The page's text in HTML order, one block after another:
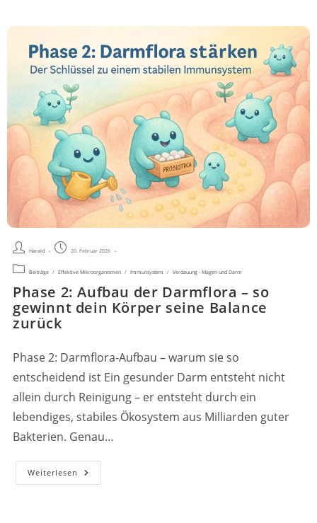
Phase 2: Aufbau der Darmflora – so
gewinnt dein Körper seine Balance
zurück
Beitrags-
Autor:
Harald
Beitrag20. Februar 2026
Beitrags-
Kategorie:
Beiträge / Effektive Mikroorganismen / Immunsystem / Verdauung - Magen und Darm
Phase 2: Darmflora-Aufbau – warum sie so
entscheidend ist Ein gesunder Darm entsteht nicht
allein durch Reinigung – er entsteht durch ein
lebendiges, stabiles Ökosystem aus Milliarden guter
Bakterien. Genau…
Weiterlesen Phase
2: